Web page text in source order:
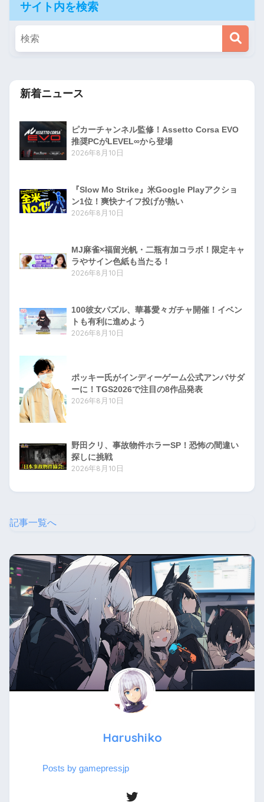
サイト内を検索
新着ニュース
ピカーチャンネル監修！Assetto Corsa EVO
推奨PCがLEVEL∞から登場
2026年8月10日
『Slow Mo Strike』米Google Playアクショ
ン1位！爽快ナイフ投げが熱い
2026年8月10日
MJ麻雀×福留光帆・二瓶有加コラボ！限定キャ
ラやサイン色紙も当たる！
2026年8月10日
100彼女パズル、華暮愛々ガチャ開催！イベン
トも有利に進めよう
2026年8月10日
ポッキー氏がインディーゲーム公式アンバサダ
ーに！TGS2026で注目の8作品発表
2026年8月10日
野田クリ、事故物件ホラーSP！恐怖の間違い
探しに挑戦
2026年8月10日
記事一覧へ
Harushiko
Posts by gamepressjp